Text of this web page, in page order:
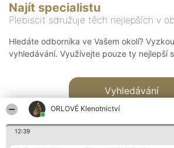
ORLOVÉ Klenotnictví
12:39
Najít specialistu
Plebiscit sdružuje těch nejlepších v
Hledáte odborníka ve Vašem okolí?
vyhledávání. Využívejte pouze ty nejlepší
Vyhledávání